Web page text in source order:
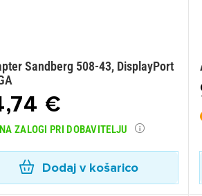
Sandberg 508-43, DisplayPort
€
NA ZALOGI PRI DOBAVITELJU
Dodaj v košarico